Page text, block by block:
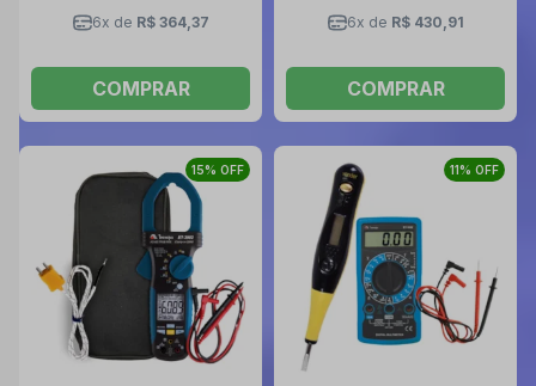
6x de R$ 364,37
COMPRAR
6x de R$ 430,91
COMPRAR
15% OFF 11% OFF